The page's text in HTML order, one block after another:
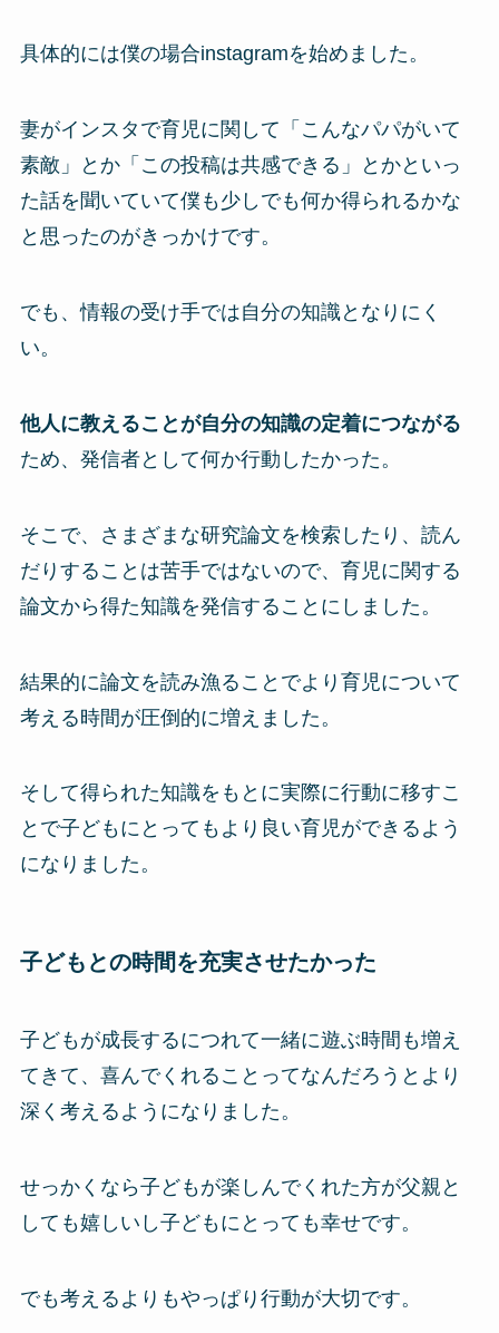
具体的には僕の場合instagramを始めました。
妻がインスタで育児に関して「こんなパパがいて
素敵」とか「この投稿は共感できる」とかといっ
た話を聞いていて僕も少しでも何か得られるかな
と思ったのがきっかけです。
でも、情報の受け手では自分の知識となりにく
い。
他人に教えることが自分の知識の定着につながる
ため、発信者として何か行動したかった。
そこで、さまざまな研究論文を検索したり、読ん
だりすることは苦手ではないので、育児に関する
論文から得た知識を発信することにしました。
結果的に論文を読み漁ることでより育児について
考える時間が圧倒的に増えました。
そして得られた知識をもとに実際に行動に移すこ
とで子どもにとってもより良い育児ができるよう
になりました。
子どもとの時間を充実させたかった
子どもが成長するにつれて一緒に遊ぶ時間も増え
てきて、喜んでくれることってなんだろうとより
深く考えるようになりました。
せっかくなら子どもが楽しんでくれた方が父親と
しても嬉しいし子どもにとっても幸せです。
でも考えるよりもやっぱり行動が大切です。